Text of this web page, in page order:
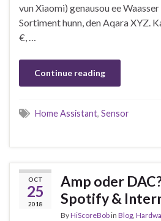
vun Xiaomi) genausou ee
Sortiment hunn, den Aqara XYZ.
€, …
Continue reading
Home Assistant, Sensor
OCT
25
2018
Amp oder
Spotify &
ByHiScoreBobin Blog,